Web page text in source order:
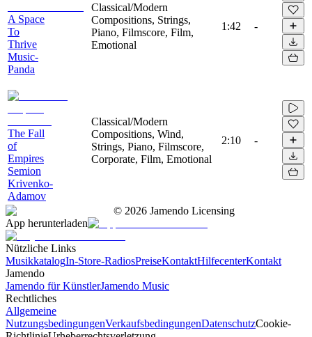
A Space
To
Thrive
Music-
Panda
Classical/Modern
Compositions, Strings,
Piano, Filmscore, Film,
Emotional
1:42 -
The Fall
of
Empires
Semion
Krivenko-
Adamov
Classical/Modern
Compositions, Wind,
Strings, Piano, Filmscore,
Corporate, Film, Emotional
2:10 -
© 2026 Jamendo Licensing
App herunterladen
Nützliche Links
MusikkatalogIn-Store-RadiosPreiseKontaktHilfecenterKontakt
Jamendo
Jamendo für KünstlerJamendo Music
Rechtliches
Allgemeine
NutzungsbedingungenVerkaufsbedingungenDatenschutzCookie-